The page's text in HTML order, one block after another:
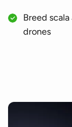
Breed
drones